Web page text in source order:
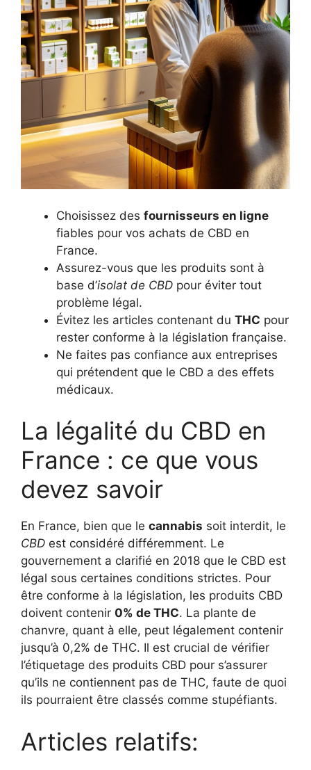
Choisissez des fournisseurs en ligne
fiables pour vos achats de CBD en
France.
Assurez-vous que les produits sont à
base d’isolat de CBD pour éviter tout
problème légal.
Évitez les articles contenant du THC pour
rester conforme à la législation française.
Ne faites pas confiance aux entreprises
qui prétendent que le CBD a des effets
médicaux.
La légalité du CBD en
France : ce que vous
devez savoir
En France, bien que le cannabis soit interdit, le
CBD est considéré différemment. Le
gouvernement a clarifié en 2018 que le CBD est
légal sous certaines conditions strictes. Pour
être conforme à la législation, les produits CBD
doivent contenir 0% de THC. La plante de
chanvre, quant à elle, peut légalement contenir
jusqu’à 0,2% de THC. Il est crucial de vérifier
l’étiquetage des produits CBD pour s’assurer
qu’ils ne contiennent pas de THC, faute de quoi
ils pourraient être classés comme stupéfiants.
Articles relatifs: